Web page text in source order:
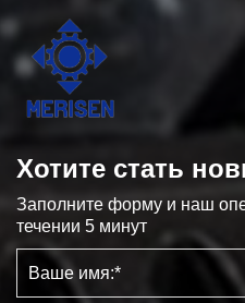
Хотите стать
Заполните форму и наш
течении 5 минут